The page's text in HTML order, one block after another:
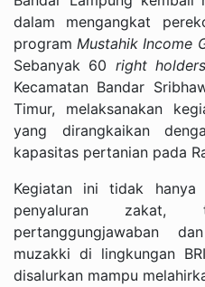
dalam mengangkat
program Mustahik Income
Sebanyak 60 right holders
Kecamatan Bandar
Timur, melaksanakan
yang dirangkaikan
kapasitas pertanian pada
Kegiatan ini tidak hanya
penyaluran
pertanggungjawaban
muzakki di lingkungan
disalurkan mampu